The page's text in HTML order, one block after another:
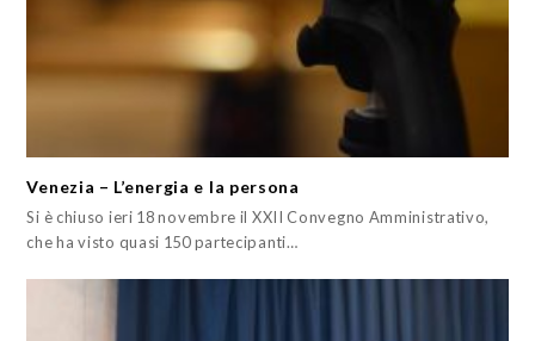
Venezia – L’energia e la persona
Si è chiuso ieri 18 novembre il XXII Convegno Amministrativo,
che ha visto quasi 150 partecipanti…